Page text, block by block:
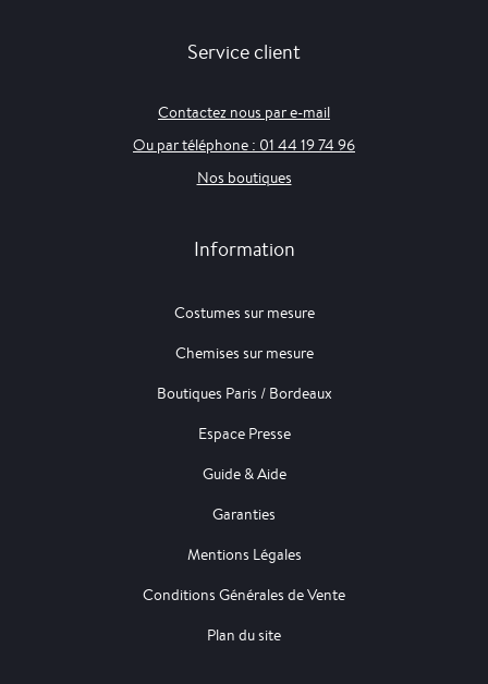
Service client
Contactez nous par e-mail
Ou par téléphone : 01 44 19 74 96
Nos boutiques
Information
Costumes sur mesure
Chemises sur mesure
Boutiques Paris / Bordeaux
Espace Presse
Guide & Aide
Garanties
Mentions Légales
Conditions Générales de Vente
Plan du site